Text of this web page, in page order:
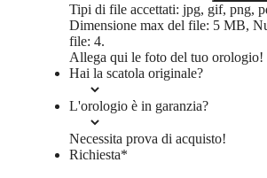
Tipi di file accettati: jpg, gif, png,
Dimensione max del file: 5 MB,
file: 4.
Allega qui le foto del tuo orologio!
Hai la scatola originale?
L'orologio è in garanzia?
Necessita prova di acquisto!
Richiesta*